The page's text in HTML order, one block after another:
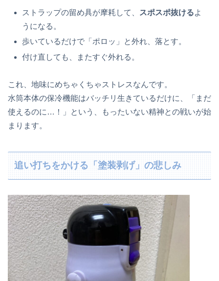
ストラップの留め具が摩耗して、 スポスポ抜けるよ
うになる。
歩いているだけで「ポロッ」と外れ、落とす。
付け直しても、またすぐ外れる。
これ、地味にめちゃくちゃストレスなんです。
水筒本体の保冷機能はバッチリ生きているだけに、「まだ
使えるのに…！」という、もったいない精神との戦いが始
まります。
追い打ちをかける「塗装剥げ」の悲しみ